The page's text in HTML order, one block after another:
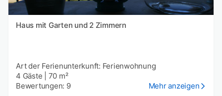
Haus mit Garten und 2 Zimmern
Art der Ferienunterkunft: Ferienwohnung
4 Gäste
70 m²
Bewertungen: 9
Mehr anzeigen